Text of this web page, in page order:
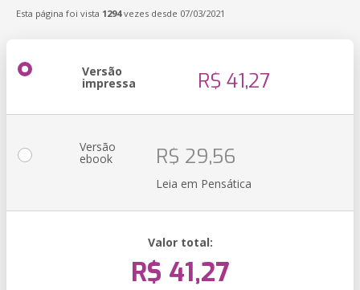
Esta página foi vista 1294vezes desde 07/03/2021
Versão
impressa R$ 41,27
Versão
ebook R$ 29,56
Leia em Pensática
Valor total:
R$ 41,27